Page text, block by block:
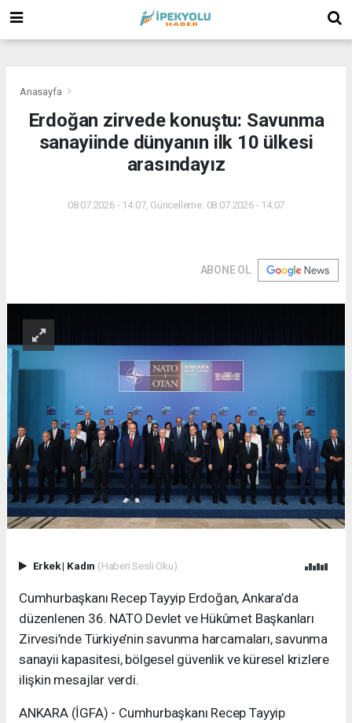
Anasayfa
Erdoğan zirvede konuştu: Savunma
sanayiinde dünyanın ilk 10 ülkesi
arasındayız
08.07.2026 - 14:07, Güncelleme: 08.07.2026 - 14:07
ABONE OL
Erkek| Kadın (Haberi Sesli Oku)
Cumhurbaşkanı Recep Tayyip Erdoğan, Ankara’da
düzenlenen 36. NATO Devlet ve Hükûmet Başkanları
Zirvesi’nde Türkiye’nin savunma harcamaları, savunma
sanayii kapasitesi, bölgesel güvenlik ve küresel krizlere
ilişkin mesajlar verdi.
ANKARA (İGFA) - Cumhurbaşkanı Recep Tayyip